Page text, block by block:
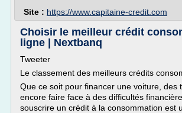
Site : https://www.capitaine-credit.com
Choisir le meilleur crédit
ligne | Nextbanq
Tweeter
Le classement des meilleurs crédits
Que ce soit pour financer une voiture, des
encore faire face à des difficultés
souscrire un crédit à la consommation est